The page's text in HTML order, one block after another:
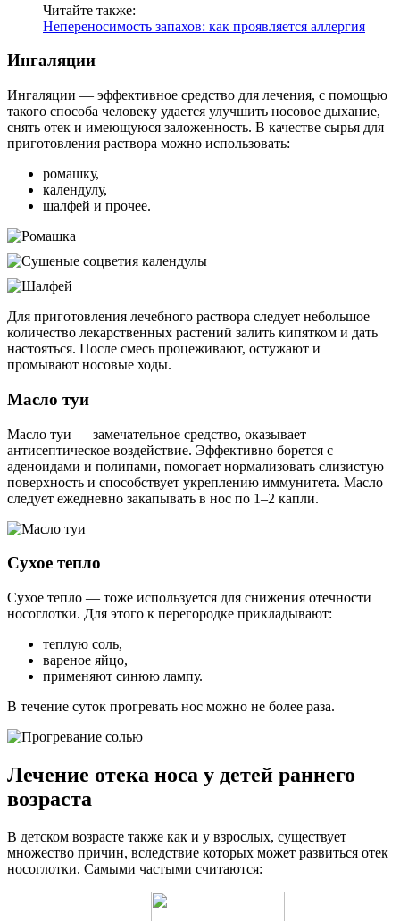
Читайте также:
Непереносимость запахов: как проявляется аллергия
Ингаляции
Ингаляции — эффективное средство для лечения, с помощью
такого способа человеку удается улучшить носовое дыхание,
снять отек и имеющуюся заложенность. В качестве сырья для
приготовления раствора можно использовать:
ромашку,
календулу,
шалфей и прочее.
Для приготовления лечебного раствора следует небольшое
количество лекарственных растений залить кипятком и дать
настояться. После смесь процеживают, остужают и
промывают носовые ходы.
Масло туи
Масло туи — замечательное средство, оказывает
антисептическое воздействие. Эффективно борется с
аденоидами и полипами, помогает нормализовать слизистую
поверхность и способствует укреплению иммунитета. Масло
следует ежедневно закапывать в нос по 1–2 капли.
Сухое тепло
Сухое тепло — тоже используется для снижения отечности
носоглотки. Для этого к перегородке прикладывают:
теплую соль,
вареное яйцо,
применяют синюю лампу.
В течение суток прогревать нос можно не более раза.
Лечение отека носа у детей раннего
возраста
В детском возрасте также как и у взрослых, существует
множество причин, вследствие которых может развиться отек
носоглотки. Самыми частыми считаются: